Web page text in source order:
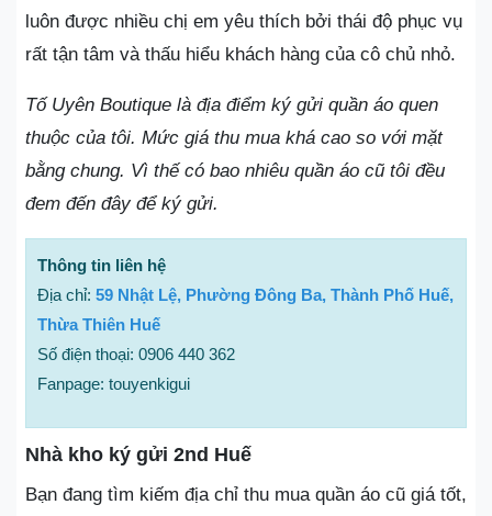
luôn được nhiều chị em yêu thích bởi thái độ phục vụ
rất tận tâm và thấu hiểu khách hàng của cô chủ nhỏ.
Tố Uyên Boutique là địa điểm ký gửi quần áo quen
thuộc của tôi. Mức giá thu mua khá cao so với mặt
bằng chung. Vì thế có bao nhiêu quần áo cũ tôi đều
đem đến đây để ký gửi.
Thông tin liên hệ
Địa chỉ: 59 Nhật Lệ, Phường Đông Ba, Thành Phố Huế,
Thừa Thiên Huế
Số điện thoại: 0906 440 362
Fanpage: touyenkigui
Nhà kho ký gửi 2nd Huế
Bạn đang tìm kiếm địa chỉ thu mua quần áo cũ giá tốt,